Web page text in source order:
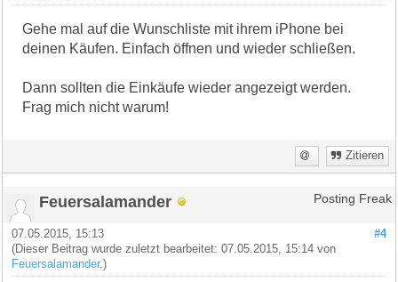
Gehe mal auf die Wunschliste mit ihrem iPhone bei
deinen Käufen. Einfach öffnen und wieder schließen.
Dann sollten die Einkäufe wieder angezeigt werden.
Frag mich nicht warum!
Zitieren
Feuersalamander Posting Freak
#4
07.05.2015, 15:13
(Dieser Beitrag wurde zuletzt bearbeitet: 07.05.2015, 15:14 von
Feuersalamander.)